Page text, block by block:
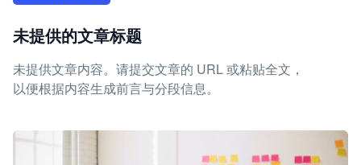
未提供的文章标题
未提供文章内容。请提交文章的 URL 或粘贴全文，
以便根据内容生成前言与分段信息。